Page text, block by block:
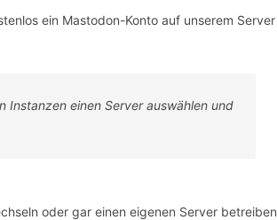
ein Mastodon-Konto auf unserem Server
Instanzen einen Server auswählen und
oder gar einen eigenen Server betreiben